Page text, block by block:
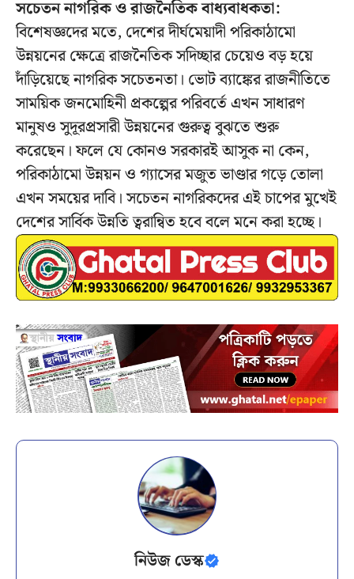
সচেতন নাগরিক ও রাজনৈতিক বাধ্যবাধকতা:
বিশেষজ্ঞদের মতে, দেশের দীর্ঘমেয়াদী পরিকাঠামো
উন্নয়নের ক্ষেত্রে রাজনৈতিক সদিচ্ছার চেয়েও বড় হয়ে
দাঁড়িয়েছে নাগরিক সচেতনতা। ভোট ব্যাঙ্কের রাজনীতিতে
সাময়িক জনমোহিনী প্রকল্পের পরিবর্তে এখন সাধারণ
মানুষও সুদূরপ্রসারী উন্নয়নের গুরুত্ব বুঝতে শুরু
করেছেন। ফলে যে কোনও সরকারই আসুক না কেন,
পরিকাঠামো উন্নয়ন ও গ্যাসের মজুত ভাণ্ডার গড়ে তোলা
এখন সময়ের দাবি। সচেতন নাগরিকদের এই চাপের মুখেই
দেশের সার্বিক উন্নতি ত্বরান্বিত হবে বলে মনে করা হচ্ছে।
নিউজ ডেস্ক